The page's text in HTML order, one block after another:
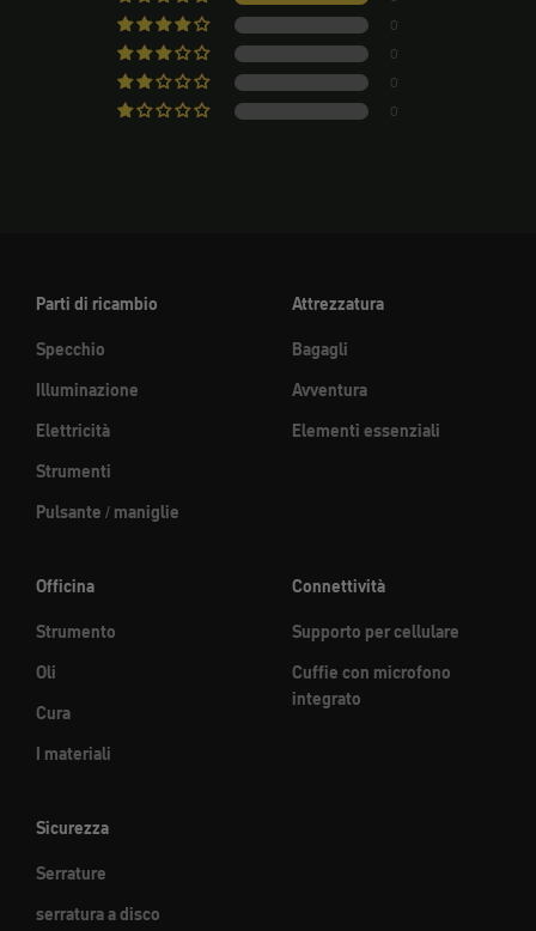
0
0
0
0
Parti di ricambio
Specchio
Illuminazione
Elettricità
Strumenti
Pulsante / maniglie
Attrezzatura
Bagagli
Avventura
Elementi essenziali
Officina
Strumento
Oli
Cura
I materiali
Connettività
Supporto per cellulare
Cuffie con microfono
integrato
Sicurezza
Serrature
serratura a disco